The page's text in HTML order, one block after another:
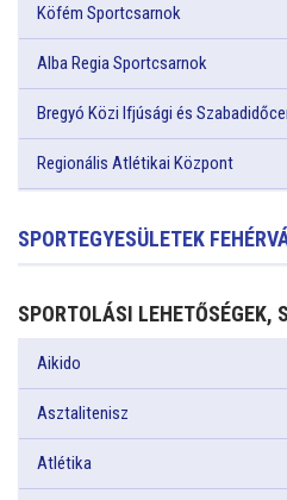
Köfém Sportcsarnok
Alba Regia Sportcsarnok
Bregyó Közi Ifjúsági és
Regionális Atlétikai Központ
SPORTEGYESÜLETEK
SPORTOLÁSI LEHETŐSÉGEK,
Aikido
Asztalitenisz
Atlétika